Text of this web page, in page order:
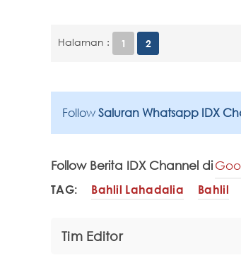
Halaman : 1 2
Follow Saluran Whatsapp IDX
Follow Berita IDX Channel di
TAG: Bahlil Lahadalia Bahlil
Tim Editor